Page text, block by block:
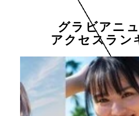
グラビアニ
アクセスラン